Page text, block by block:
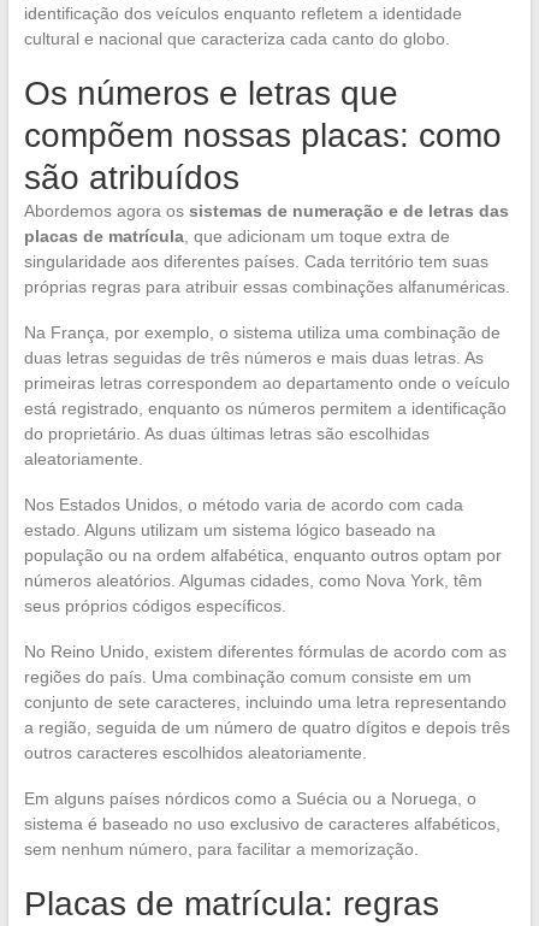
identificação dos veículos enquanto refletem a identidade
cultural e nacional que caracteriza cada canto do globo.
Os números e letras que
compõem nossas placas: como
são atribuídos
Abordemos agora os sistemas de numeração e de letras das
placas de matrícula, que adicionam um toque extra de
singularidade aos diferentes países. Cada território tem suas
próprias regras para atribuir essas combinações alfanuméricas.
Na França, por exemplo, o sistema utiliza uma combinação de
duas letras seguidas de três números e mais duas letras. As
primeiras letras correspondem ao departamento onde o veículo
está registrado, enquanto os números permitem a identificação
do proprietário. As duas últimas letras são escolhidas
aleatoriamente.
Nos Estados Unidos, o método varia de acordo com cada
estado. Alguns utilizam um sistema lógico baseado na
população ou na ordem alfabética, enquanto outros optam por
números aleatórios. Algumas cidades, como Nova York, têm
seus próprios códigos específicos.
No Reino Unido, existem diferentes fórmulas de acordo com as
regiões do país. Uma combinação comum consiste em um
conjunto de sete caracteres, incluindo uma letra representando
a região, seguida de um número de quatro dígitos e depois três
outros caracteres escolhidos aleatoriamente.
Em alguns países nórdicos como a Suécia ou a Noruega, o
sistema é baseado no uso exclusivo de caracteres alfabéticos,
sem nenhum número, para facilitar a memorização.
Placas de matrícula: regras